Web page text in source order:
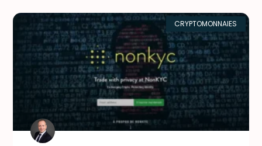
CRYPTOMONNAIES